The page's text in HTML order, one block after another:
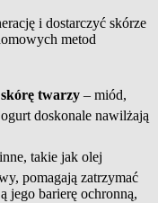
i dostarczyć skórze
metod
twarzy – miód,
doskonale nawilżają
takie jak olej
pomagają zatrzymać
jego barierę ochronną,